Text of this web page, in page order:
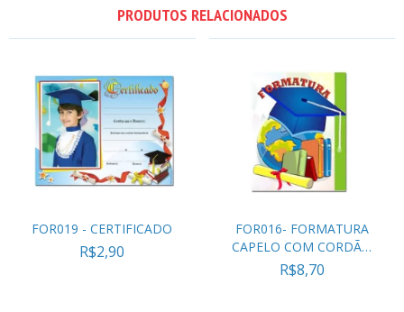
PRODUTOS RELACIONADOS
FOR019 - CERTIFICADO
R$2,90
FOR016- FORMATURA
CAPELO COM CORDÃO
TRIP...
R$8,70